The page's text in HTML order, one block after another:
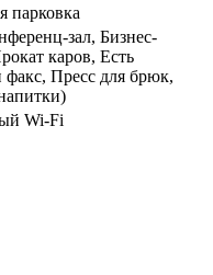
парковка
зал, Бизнес-
каров, Есть
факс, Пресс для брюк,
Wi-Fi